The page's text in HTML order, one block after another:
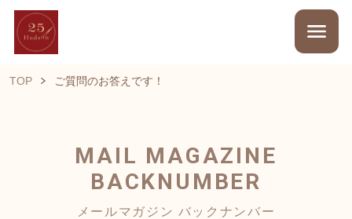
TOP ご質問のお答えです！
MAIL MAGAZINE
BACKNUMBER
メールマガジン バックナンバー